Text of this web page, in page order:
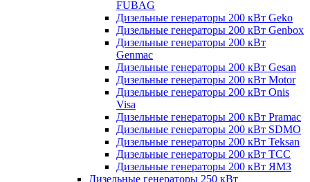
FUBAG
Дизельные генераторы 200 кВт Geko
Дизельные генераторы 200 кВт Genbox
Дизельные генераторы 200 кВт
Genmac
Дизельные генераторы 200 кВт Gesan
Дизельные генераторы 200 кВт Motor
Дизельные генераторы 200 кВт Onis
Visa
Дизельные генераторы 200 кВт Pramac
Дизельные генераторы 200 кВт SDMO
Дизельные генераторы 200 кВт Teksan
Дизельные генераторы 200 кВт ТСС
Дизельные генераторы 200 кВт ЯМЗ
Дизельные генераторы 250 кВт